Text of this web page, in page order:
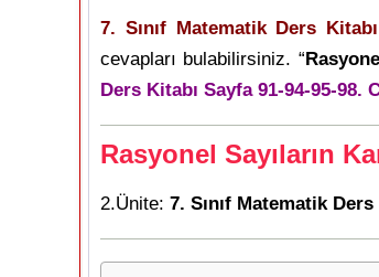
7. Sınıf Matematik Ders
cevapları bulabilirsiniz. “
Ders Kitabı Sayfa 91-94-95-98.
Rasyonel Sayıların
2.Ünite: 7. Sınıf Matematik